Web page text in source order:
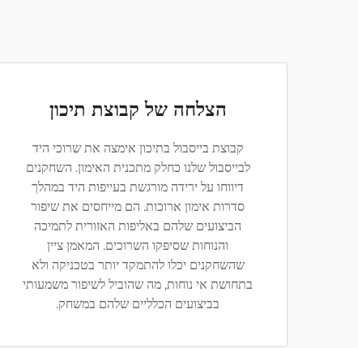
הצלחה של קבוצת תיכון
קבוצת בייסבול בתיכון אימצה את שרוכי היד
לבייסבול שלנו כחלק מתכנית האימון. השחקנים
דיווחו על ירידה מורגשת בעייפות היד במהלך
סדרות אימון ארוכות. הם מייחסים את שיפור
הביצועים שלהם באליפות האזורית לתמיכה
והנוחות שסיפקו השרוכים. המאמן ציין
שהשחקנים יכלו להתמקד יותר בטכניקה ולא
בתחושת אי נוחות, מה שהוביל לשיפור משמעותי
בביצועים הכלליים שלהם במשחק.